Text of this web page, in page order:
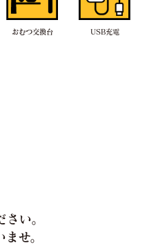
おむつ交換台 USB充電
い。
せ。